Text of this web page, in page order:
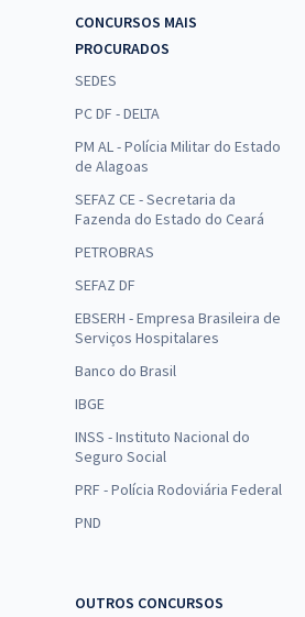
CONCURSOS MAIS
PROCURADOS
SEDES
PC DF - DELTA
PM AL - Polícia Militar do Estado
de Alagoas
SEFAZ CE - Secretaria da
Fazenda do Estado do Ceará
PETROBRAS
SEFAZ DF
EBSERH - Empresa Brasileira de
Serviços Hospitalares
Banco do Brasil
IBGE
INSS - Instituto Nacional do
Seguro Social
PRF - Polícia Rodoviária Federal
PND
OUTROS CONCURSOS